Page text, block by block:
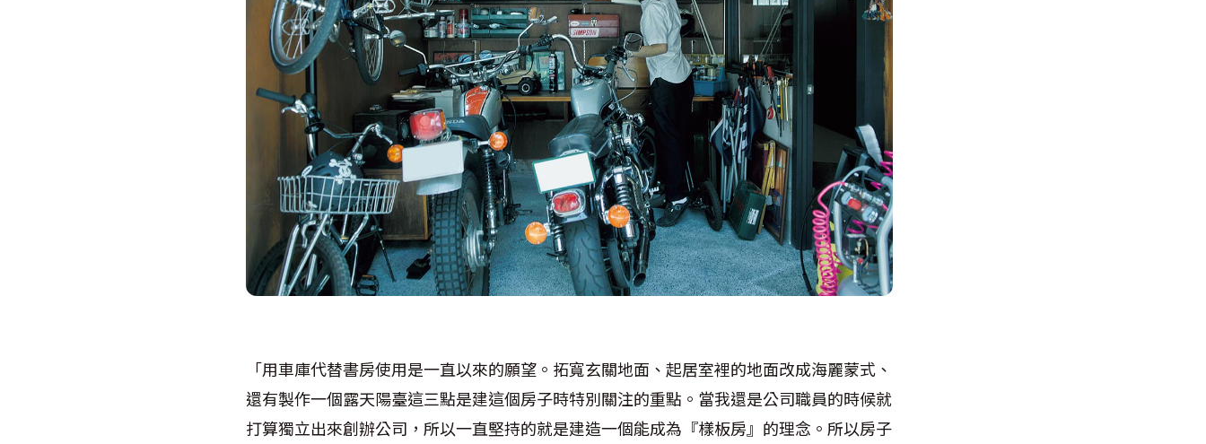
「用車庫代替書房使用是一直以來的願望。拓寬玄關地面、起居室裡的地面改成海麗蒙式、
還有製作一個露天陽臺這三點是建這個房子時特別關注的重點。當我還是公司職員的時候就
打算獨立出來創辦公司，所以一直堅持的就是建造一個能成為『樣板房』的理念。所以房子